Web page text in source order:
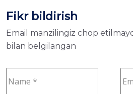
Fikr bildirish
Email manzilingiz chop
bilan belgilangan